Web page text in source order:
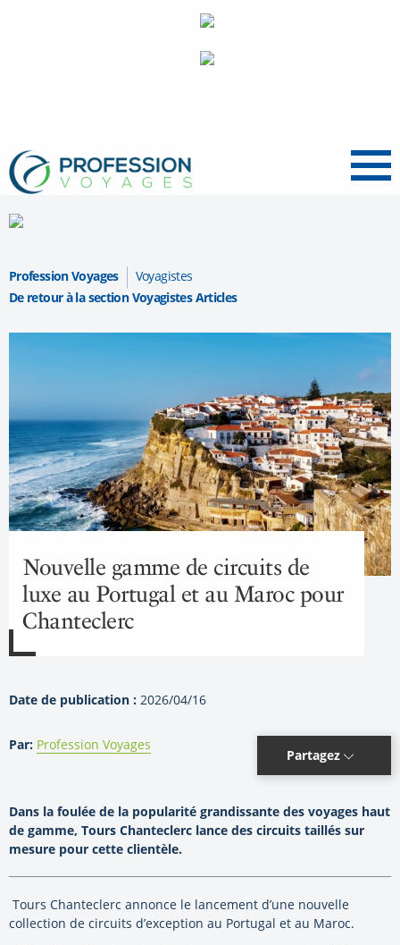
Menu
Profession Voyages
Voyagistes
De retour à la section Voyagistes Articles
Nouvelle gamme de circuits de
luxe au Portugal et au Maroc pour
Chanteclerc
Date de publication : 2026/04/16
Par: Profession Voyages
Partagez
Dans la foulée de la popularité grandissante des voyages haut
de gamme, Tours Chanteclerc lance des circuits taillés sur
mesure pour cette clientèle.
Tours Chanteclerc annonce le lancement d’une nouvelle
collection de circuits d’exception au Portugal et au Maroc.